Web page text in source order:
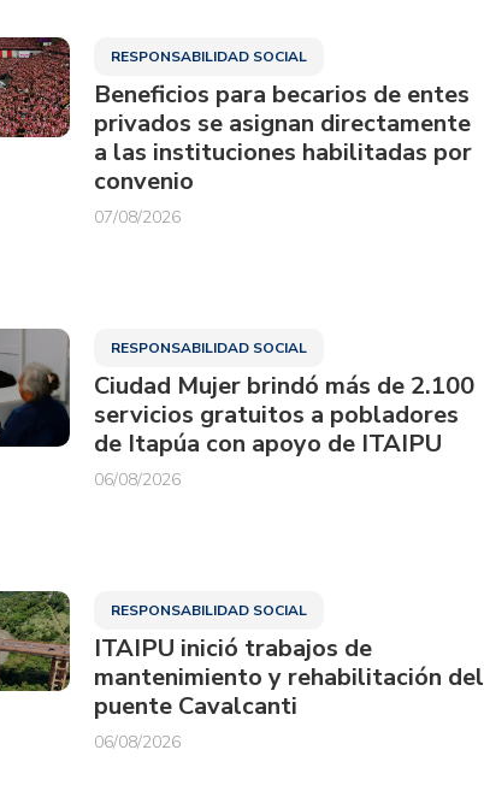
RESPONSABILIDAD SOCIAL
Beneficios para becarios de entes
privados se asignan directamente
a las instituciones habilitadas por
convenio
07/08/2026
RESPONSABILIDAD SOCIAL
Ciudad Mujer brindó más de 2.100
servicios gratuitos a pobladores
de Itapúa con apoyo de ITAIPU
06/08/2026
RESPONSABILIDAD SOCIAL
ITAIPU inició trabajos de
mantenimiento y rehabilitación del
puente Cavalcanti
06/08/2026